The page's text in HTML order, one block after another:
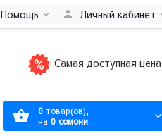
Помощь Личный кабинет
Самая доступная цена
0 товар(ов),
на 0 сомони